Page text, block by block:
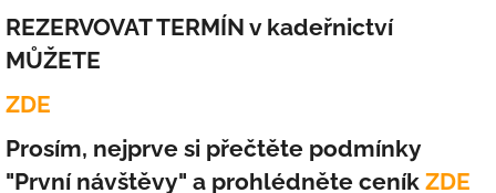
REZERVOVAT TERMÍN v kadeřnictví
MŮŽETE
ZDE
Prosím, nejprve si přečtěte podmínky
"První návštěvy" a prohlédněte ceník ZDE